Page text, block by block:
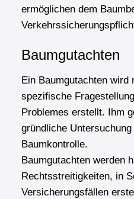
ermöglichen dem
Baumgutachten
Ein Baumgutachten wird
spezifische
Problemes erstellt. Ihm
gründliche
Baumkontrolle.
Baumgutachten werden
Rechtsstreitigkeiten, in
Versicherungsfällen